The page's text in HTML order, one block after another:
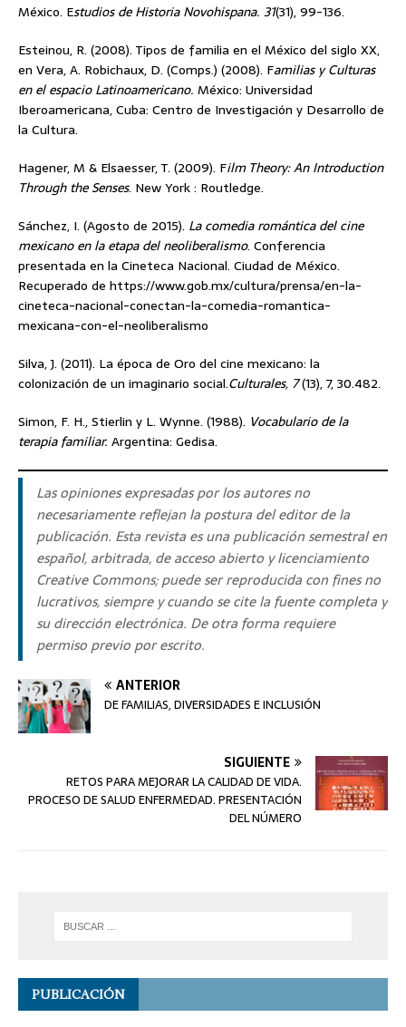
México. Estudios de Historia Novohispana. 31(31), 99-136.
Esteinou, R. (2008). Tipos de familia en el México del siglo XX,
en Vera, A. Robichaux, D. (Comps.) (2008). Familias y Culturas
en el espacio Latinoamericano. México: Universidad
Iberoamericana, Cuba: Centro de Investigación y Desarrollo de
la Cultura.
Hagener, M & Elsaesser, T. (2009). Film Theory: An Introduction
Through the Senses. New York : Routledge.
Sánchez, I. (Agosto de 2015). La comedia romántica del cine
mexicano en la etapa del neoliberalismo. Conferencia
presentada en la Cineteca Nacional. Ciudad de México.
Recuperado de https://www.gob.mx/cultura/prensa/en-la-
cineteca-nacional-conectan-la-comedia-romantica-
mexicana-con-el-neoliberalismo
Silva, J. (2011). La época de Oro del cine mexicano: la
colonización de un imaginario social.Culturales, 7(13), 7, 30.482.
Simon, F. H., Stierlin y L. Wynne. (1988). Vocabulario de la
terapia familiar. Argentina: Gedisa.
Las opiniones expresadas por los autores no
necesariamente reflejan la postura del editor de la
publicación. Esta revista es una publicación semestral en
español, arbitrada, de acceso abierto y licenciamiento
Creative Commons; puede ser reproducida con fines no
lucrativos, siempre y cuando se cite la fuente completa y
su dirección electrónica. De otra forma requiere
permiso previo por escrito.
ANTERIOR
DE FAMILIAS, DIVERSIDADES E INCLUSIÓN
SIGUIENTE
RETOS PARA MEJORAR LA CALIDAD DE VIDA.
PROCESO DE SALUD ENFERMEDAD. PRESENTACIÓN
DEL NÚMERO
PUBLICACIÓN